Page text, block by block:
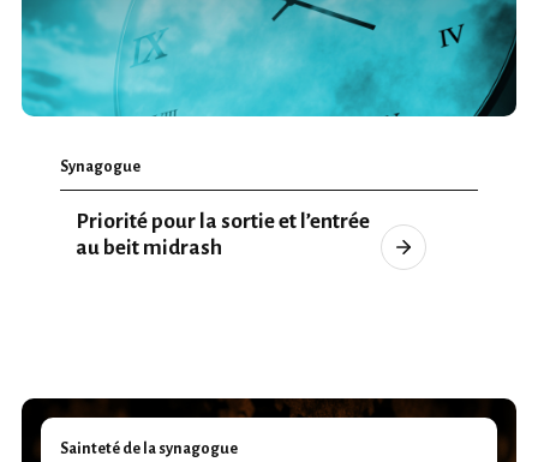
Synagogue
Priorité pour la sortie et l’entrée
au beit midrash
Sainteté de la synagogue